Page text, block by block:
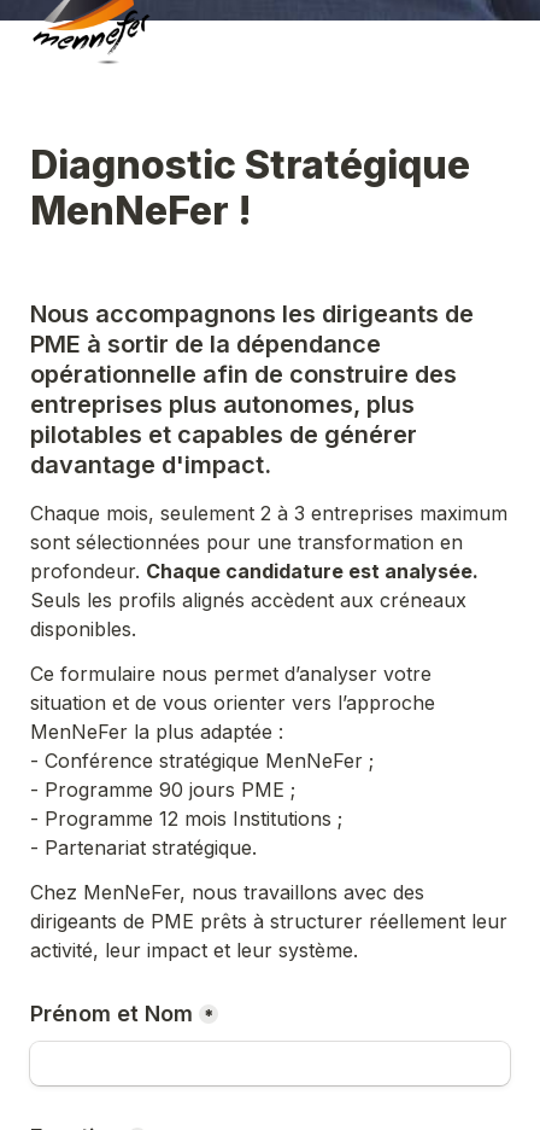
Diagnostic Stratégique
MenNeFer !
Nous accompagnons les dirigeants de
PME à sortir de la dépendance
opérationnelle afin de construire des
entreprises plus autonomes, plus
pilotables et capables de générer
davantage d'impact.
Chaque mois, seulement 2 à 3 entreprises maximum
sont sélectionnées pour une transformation en
profondeur.
Seuls les profils alignés accèdent aux créneaux
disponibles.
Ce formulaire nous permet d’analyser votre
situation et de vous orienter vers l’approche
MenNeFer la plus adaptée :
- Conférence stratégique MenNeFer ;
- Programme 90 jours PME ;
- Programme 12 mois Institutions ;
- Partenariat stratégique.
Chez MenNeFer, nous travaillons avec des
dirigeants de PME prêts à structurer réellement leur
activité, leur impact et leur système.
Prénom et Nom *